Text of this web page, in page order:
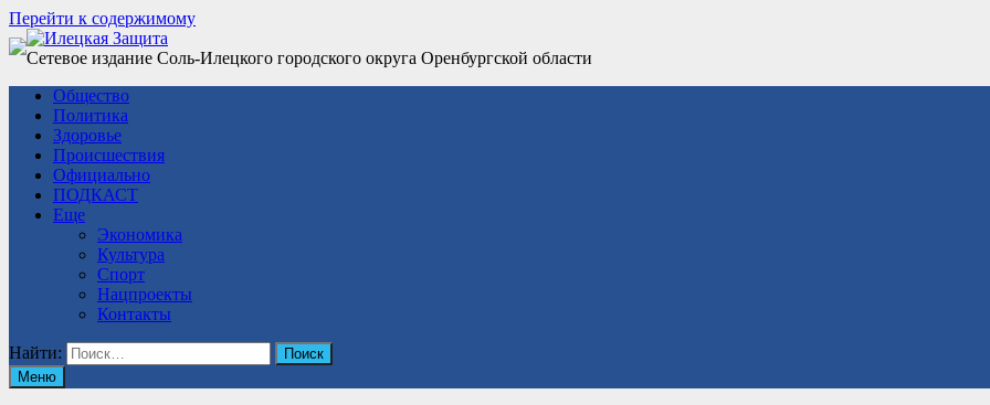
Перейти к содержимому
Сетевое издание Соль-Илецкого городского округа Оренбургской области
Общество
Политика
Здоровье
Происшествия
Официально
ПОДКАСТ
Еще
Экономика
Культура
Спорт
Нацпроекты
Контакты
Найти:
Меню